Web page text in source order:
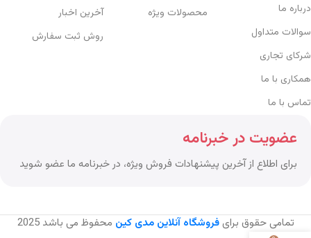
درباره ما
سوالات متداول
شرکای تجاری
همکاری با ما
تماس با ما
محصولات ویژه
آخرین اخبار
روش ثبت سفارش
عضویت در خبرنامه
برای اطلاع از آخرین پیشنهادات فروش ویژه، در خبرنامه ما عضو شوید
تمامی حقوق برایفروشگاه آنلاین مدی کین محفوظ می باشد 2025